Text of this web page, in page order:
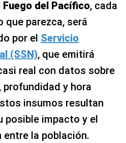
Fuego del Pacífico, cada
que parezca, será
por el Servicio
(SSN), que emitirá
real con datos sobre
y hora
insumos resultan
posible impacto y el
entre la población.